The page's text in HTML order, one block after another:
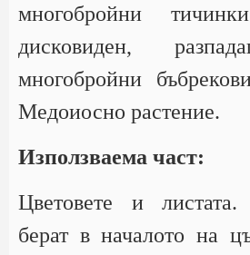
многобройни
дисковиден,
многобройни
Медоиосно растение.
Използваема част:
Цветовете и
берат в началото на